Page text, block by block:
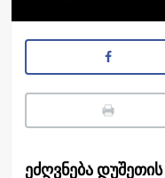
ეძღვნება